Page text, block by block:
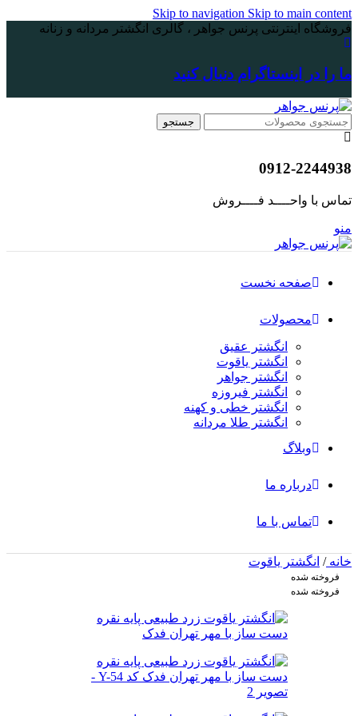
Skip to navigation Skip to main content
فروشگاه اینترنتی پرنس جواهر ، گالری انگشتر مردانه و زنانه
ما را در اینستاگرام دنبال کنید
جستجو
0912-2244938
تماس با واحــــد فــــروش
منو
صفحه نخست
محصولات
انگشتر عقیق
انگشتر یاقوت
انگشتر جواهر
انگشتر فیروزه
انگشتر خطی و کهنه
انگشتر طلا مردانه
وبلاگ
درباره ما
تماس با ما
خانه/ انگشتر یاقوت
فروخته شده
فروخته شده